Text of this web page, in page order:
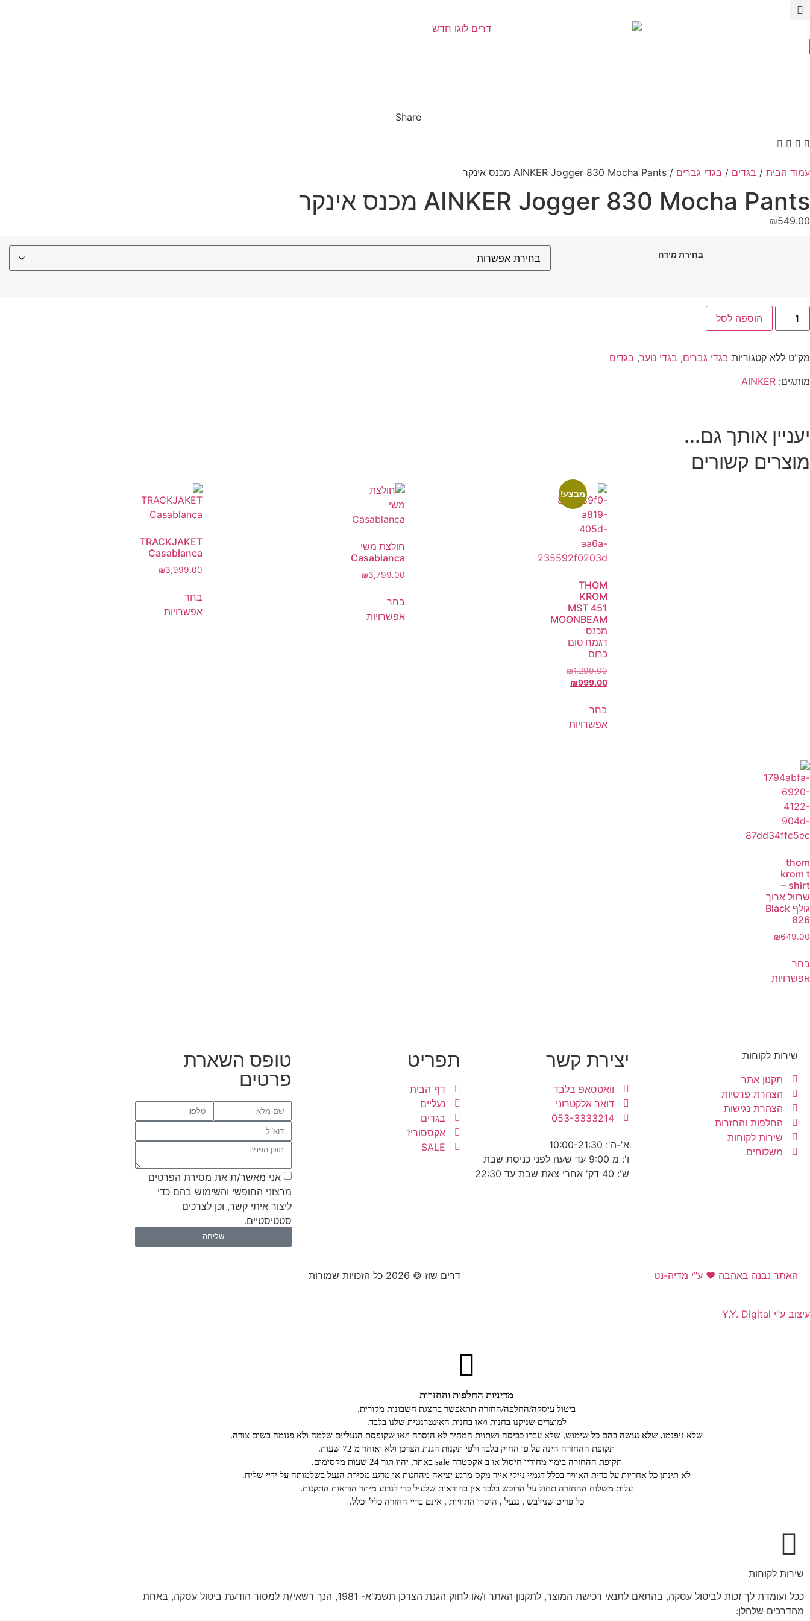
Share
עמוד הבית / בגדים / בגדי גברים / AINKER Jogger 830 Mocha Pants מכנס אינקר
AINKER Jogger 830 Mocha Pants מכנס אינקר
₪549.00
בחירת מידה
הוספה לסל
מק"ט ללא קטגוריות בגדי גברים, בגדי נוער, בגדים
מותגים: AINKER
יעניין אותך גם...
מוצרים קשורים
מבצע!
THOM
KROM
MST 451
MOONBEAM
מכנס
דגמח טום
כרום
₪1,299.00
₪999.00
בחר
אפשרויות
חולצת משי
Casablanca
₪3,799.00
בחר
אפשרויות
TRACKJAKET
Casablanca
₪3,999.00
בחר
אפשרויות
thom
krom t
shirt –
שרוול ארוך
גולף Black
826
₪649.00
בחר
אפשרויות
שירות לקוחות
תקנון אתר
הצהרת פרטיות
הצהרת נגישות
החלפות והחזרות
שירות לקוחות
משלוחים
יצירת קשר
וואטסאפ בלבד
דואר אלקטרוני
053-3333214
א'-ה': 10:00-21:30
ו': מ 9:00 עד שעה לפני כניסת שבת
ש': 40 דק' אחרי צאת שבת עד 22:30
תפריט
דף הבית
נעליים
בגדים
אקססוריז
SALE
טופס השארת
פרטים
אני מאשר/ת את מסירת הפרטים
מרצוני החופשי והשימוש בהם כדי
ליצור איתי קשר, וכן לצרכים
סטטיסטיים.
שליחה
האתר נבנה באהבה ❤ ע"י מדיה-נט​ דרים שוז © 2026 כל הזכויות שמורות
עיצוב ע"י Y.Y. Digital
מדיניות החלפות והחזרות
ביטול עיסקה/החלפה/החזרה תתאפשר בהצגת חשבונית מקורית.
למוצרים שניקנו בחנות ו/או בחנות האינטרנטית שלנו בלבד.
שלא ניפגמו, שלא נעשה בהם כל שימוש, שלא עברו כביסה ושתוית המחיר לא הוסרה ו/או שקופסת הנעליים שלמה ולא פגומה בשום צורה.
תקופת ההחזרה הינה על פי החוק בלבד ולפי תקנות הגנת הצרכן ולא יאוחר מ 72 שעות.
תקופת ההחזרה בימיי מחיריי חיסול או ב אקסטרה sale באתר, יהיו תוך 24 שעות מקסימום.
לא תינתן כל אחריות על כרית האוויר בכלל דגמיי נייקי אייר מקס מרגע יציאה מהחנות או מרגע מסירת הנעל בשלמותה על ידיי שליח.
עלות משלוח ההחזרה תחול על הרוכש בלבד אין בהוראות שלעיל כדי לגרוע מיתר הוראות התקנות.
כל פריט שנילבש , ננעל , הוסרו התוויות , אינם בריי החזרה כלל וכלל.
שירות לקוחות
ככל ועומדת לך זכות לביטול עסקה, בהתאם לתנאי רכישת המוצר, לתקנון האתר ו/או לחוק הגנת הצרכן תשמ"א- 1981, הנך רשאי/ת למסור הודעת ביטול עסקה, באחת
מהדרכים שלהלן: